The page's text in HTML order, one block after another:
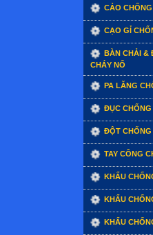
CẢO
CẠO GỈ
BÀN CHẢI &
CHÁY NỔ
PA LĂNG
ĐỤC CHỐNG
ĐỘT CHỐNG
TAY CÔNG
KHẨU
KHẨU
KHẨU